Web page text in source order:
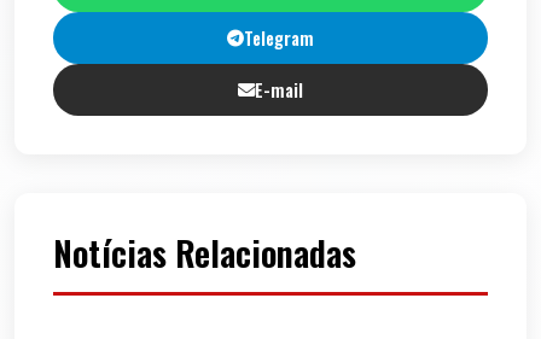
Telegram
E-mail
Notícias Relacionadas